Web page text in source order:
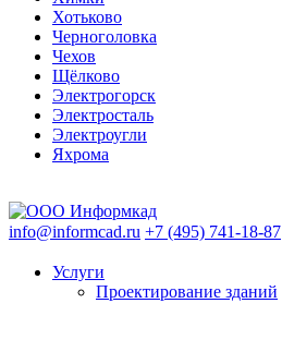
Хотьково
Черноголовка
Чехов
Щёлково
Электрогорск
Электросталь
Электроугли
Яхрома
info@informcad.ru +7 (495) 741-18-87
Услуги
Проектирование зданий